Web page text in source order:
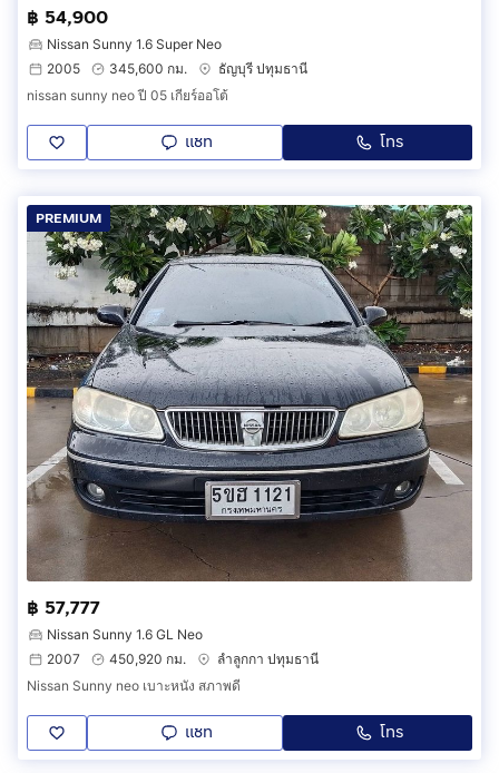
฿ 54,900
Nissan Sunny 1.6 Super Neo
2005
345,600 กม.
ธัญบุรี ปทุมธานี
nissan sunny neo ปี 05 เกียร์ออโต้
แชท โทร
PREMIUM
฿ 57,777
Nissan Sunny 1.6 GL Neo
2007
450,920 กม.
ลำลูกกา ปทุมธานี
Nissan Sunny neo เบาะหนัง สภาพดี
แชท โทร